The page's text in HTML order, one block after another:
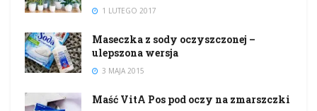
1 LUTEGO 2017
Maseczka z sody oczyszczonej –
ulepszona wersja
3 MAJA 2015
Maść VitA Pos pod oczy na zmarszczki